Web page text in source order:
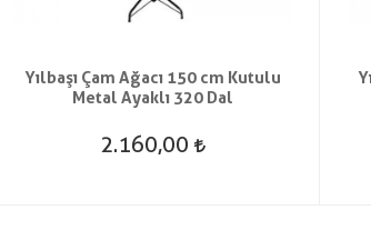
Yılbaşı Çam Ağacı 150 cm Kutulu
Metal Ayaklı 320 Dal
2.160,00